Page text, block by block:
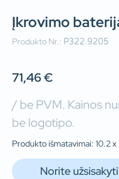
Įkrovimo
Produkto Nr.: P322.9205
71,46€
/ be PVM. Kainos
be logotipo.
Produkto išmatavimai: 10.2
Norite